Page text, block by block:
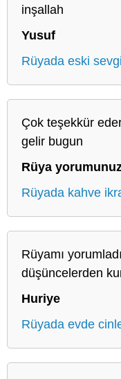
inşallah
Yusuf
Rüyada eski
Çok teşekkür
gelir bugun
Rüya
Rüyada kahve
Rüyamı
düşüncelerden
Huriye
Rüyada evde